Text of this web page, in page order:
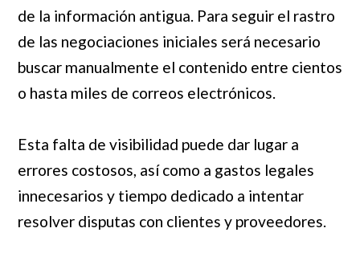
de la información antigua. Para seguir el rastro
de las negociaciones iniciales será necesario
buscar manualmente el contenido entre cientos
o hasta miles de correos electrónicos.
Esta falta de visibilidad puede dar lugar a
errores costosos, así como a gastos legales
innecesarios y tiempo dedicado a intentar
resolver disputas con clientes y proveedores.